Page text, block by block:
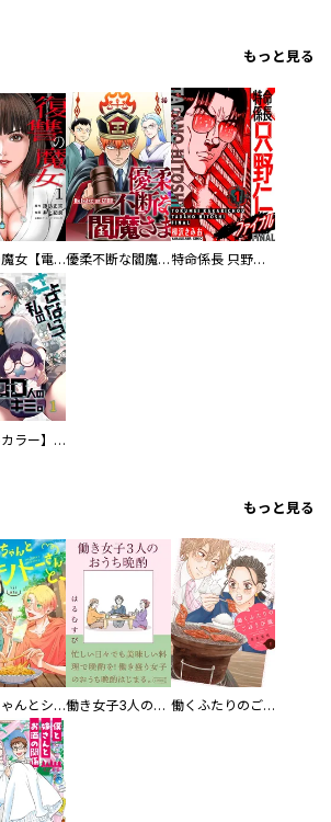
もっと見る
復讐の魔女【電子単行本版】 優柔不断な閻魔さま 特命係長 只野仁ファイナル 愛蔵版
【フルカラー】さよなら、私の大好きな１０００人のキミ。
もっと見る
カラちゃんとシトーさんと、 【分冊版】 働き女子3人のおうち晩酌 働くふたりのごほうび飯